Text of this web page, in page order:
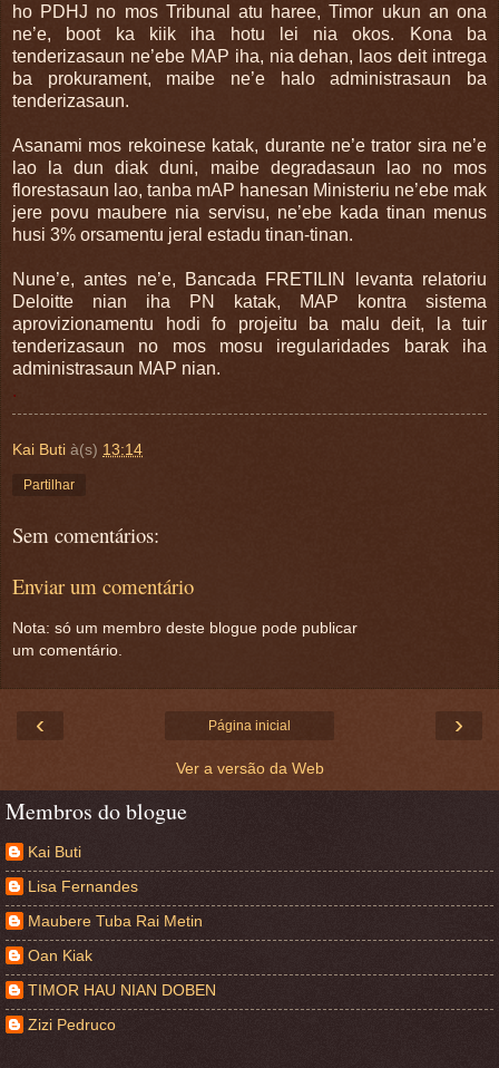
ho PDHJ no mos Tribunal atu haree, Timor ukun an ona
ne’e, boot ka kiik iha hotu lei nia okos. Kona ba
tenderizasaun ne’ebe MAP iha, nia dehan, laos deit intrega
ba prokurament, maibe ne’e halo administrasaun ba
tenderizasaun.
Asanami mos rekoinese katak, durante ne’e trator sira ne’e
lao la dun diak duni, maibe degradasaun lao no mos
florestasaun lao, tanba mAP hanesan Ministeriu ne’ebe mak
jere povu maubere nia servisu, ne’ebe kada tinan menus
husi 3% orsamentu jeral estadu tinan-tinan.
Nune’e, antes ne’e, Bancada FRETILIN levanta relatoriu
Deloitte nian iha PN katak, MAP kontra sistema
aprovizionamentu hodi fo projeitu ba malu deit, la tuir
tenderizasaun no mos mosu iregularidades barak iha
administrasaun MAP nian.
.
Kai Buti à(s) 13:14
Partilhar
Sem comentários:
Enviar um comentário
Nota: só um membro deste blogue pode publicar
um comentário.
‹ ›
Página inicial
Ver a versão da Web
Membros do blogue
Kai Buti
Lisa Fernandes
Maubere Tuba Rai Metin
Oan Kiak
TIMOR HAU NIAN DOBEN
Zizi Pedruco